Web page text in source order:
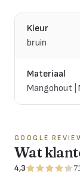
Kleur
bruin
Materiaal
Mangohout |
GOOGLE
Wat
4,3